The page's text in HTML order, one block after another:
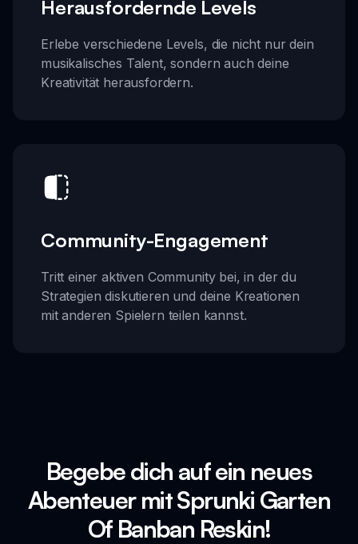
Herausfordernde Levels
Erlebe verschiedene Levels, die nicht nur dein
musikalisches Talent, sondern auch deine
Kreativität herausfordern.
Community-Engagement
Tritt einer aktiven Community bei, in der du
Strategien diskutieren und deine Kreationen
mit anderen Spielern teilen kannst.
Begebe dich auf ein neues
Abenteuer mit Sprunki Garten
Of Banban Reskin!